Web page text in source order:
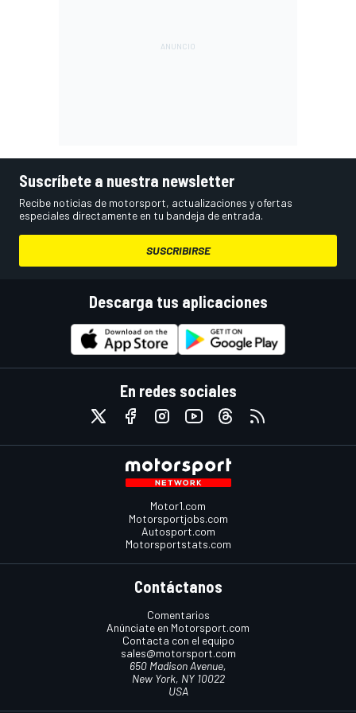
Suscríbete a nuestra newsletter
Recibe noticias de motorsport, actualizaciones y ofertas
especiales directamente en tu bandeja de entrada.
SUSCRIBIRSE
Descarga tus aplicaciones
En redes sociales
Motor1.com
Motorsportjobs.com
Autosport.com
Motorsportstats.com
Contáctanos
Comentarios
Anúnciate en Motorsport.com
Contacta con el equipo
sales@motorsport.com
650 Madison Avenue,
New York, NY 10022
USA